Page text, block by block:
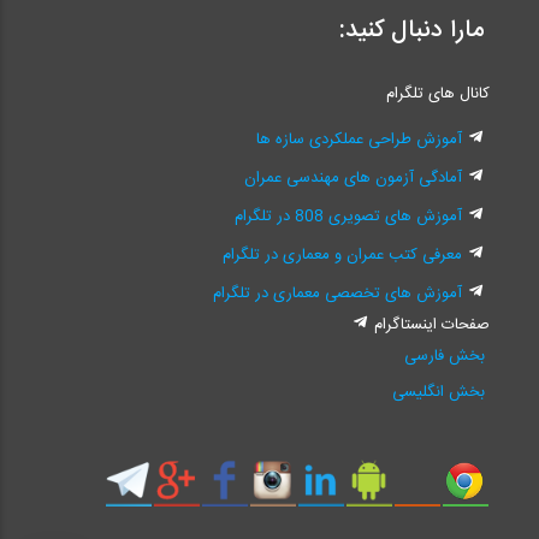
مارا دنبال کنید:
کانال های تلگرام
آموزش طراحی عملکردی سازه ها
آمادگی آزمون های مهندسی عمران
آموزش های تصویری 808 در تلگرام
معرفی کتب عمران و معماری در تلگرام
آموزش های تخصصی معماری در تلگرام
صفحات اینستاگرام
بخش فارسی
بخش انگلیسی